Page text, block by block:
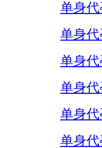
单身
单身
单身
单身
单身代
单身